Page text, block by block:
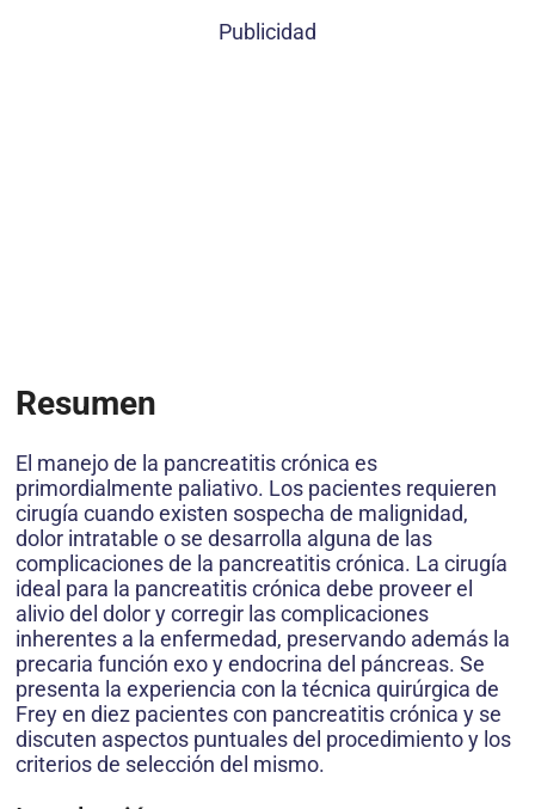
Publicidad
Resumen
El manejo de la pancreatitis crónica es
primordialmente paliativo. Los pacientes requieren
cirugía cuando existen sospecha de malignidad,
dolor intratable o se desarrolla alguna de las
complicaciones de la pancreatitis crónica. La cirugía
ideal para la pancreatitis crónica debe proveer el
alivio del dolor y corregir las complicaciones
inherentes a la enfermedad, preservando además la
precaria función exo y endocrina del páncreas. Se
presenta la experiencia con la técnica quirúrgica de
Frey en diez pacientes con pancreatitis crónica y se
discuten aspectos puntuales del procedimiento y los
criterios de selección del mismo.